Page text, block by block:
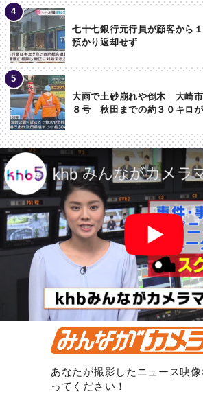
七十七銀行元行員が顧客から
預かり返却せず
大雨で土砂崩れや倒木 大崎
８号 秋田までの約３０キロ
あなたが撮影したニュース映
ってください！